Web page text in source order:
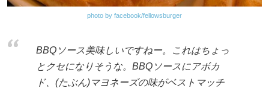
photo by facebook/fellowsburger
BBQソース美味しいですねー。これはちょっ
とクセになりそうな。BBQソースにアボカ
ド、(たぶん)マヨネーズの味がベストマッチ